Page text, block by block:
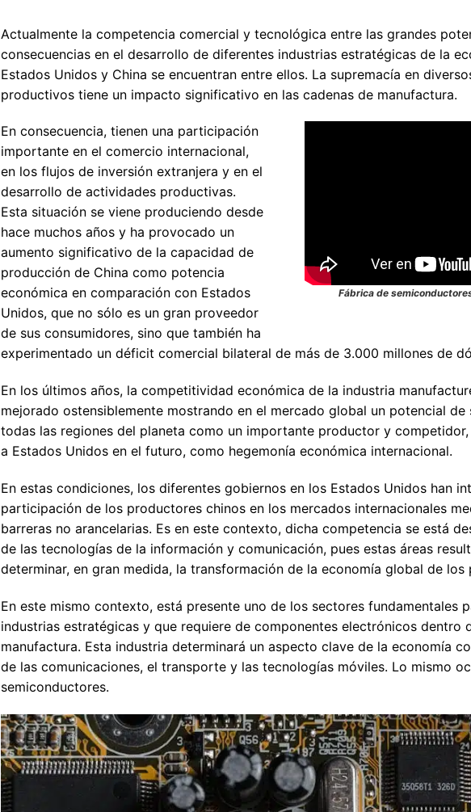
Actualmente la competencia comercial y tecnológica entre las grandes
consecuencias en el desarrollo de diferentes industrias estratégicas de la
Estados Unidos y China se encuentran entre ellos. La supremacía en
productivos tiene un impacto significativo en las cadenas de manufactura.
Fábrica de
En consecuencia, tienen una participación
importante en el comercio internacional,
en los flujos de inversión extranjera y en el
desarrollo de actividades productivas.
Esta situación se viene produciendo desde
hace muchos años y ha provocado un
aumento significativo de la capacidad de
producción de China como potencia
económica en comparación con Estados
Unidos, que no sólo es un gran proveedor
de sus consumidores, sino que también ha
experimentado un déficit comercial bilateral de más de 3.000 millones de
En los últimos años, la competitividad económica de la industria
mejorado ostensiblemente mostrando en el mercado global un potencial de
todas las regiones del planeta como un importante productor y
a Estados Unidos en el futuro, como hegemonía económica internacional.
En estas condiciones, los diferentes gobiernos en los Estados Unidos han
participación de los productores chinos en los mercados internacionales
barreras no arancelarias. Es en este contexto, dicha competencia se está
de las tecnologías de la información y comunicación, pues estas áreas
determinar, en gran medida, la transformación de la economía global de los
En este mismo contexto, está presente uno de los sectores fundamentales
industrias estratégicas y que requiere de componentes electrónicos dentro
manufactura. Esta industria determinará un aspecto clave de la economía
de las comunicaciones, el transporte y las tecnologías móviles. Lo mismo
semiconductores.